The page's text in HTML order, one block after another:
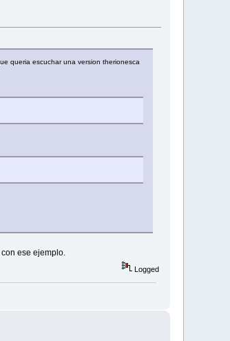
queria escuchar una version therionesca
ese ejemplo.
Logged